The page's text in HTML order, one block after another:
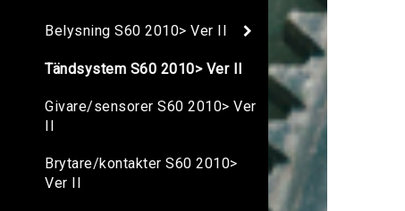
Belysning S60 2010> Ver II
Tändsystem S60 2010> Ver II
Givare/sensorer S60 2010> Ver
Brytare/kontakter S60 2010>
Ver II